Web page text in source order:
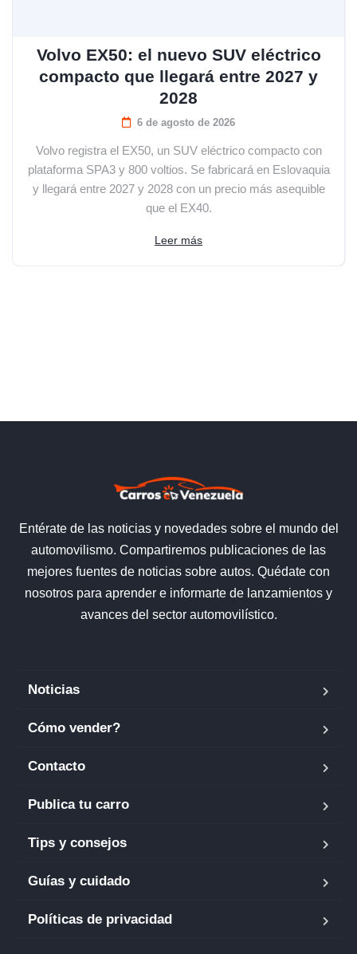
Volvo EX50: el nuevo SUV eléctrico
compacto que llegará entre 2027 y
2028
6 de agosto de 2026
Volvo registra el EX50, un SUV eléctrico compacto con
plataforma SPA3 y 800 voltios. Se fabricará en Eslovaquia
y llegará entre 2027 y 2028 con un precio más asequible
que el EX40.
Leer más
Entérate de las noticias y novedades sobre el mundo del
automovilismo. Compartiremos publicaciones de las
mejores fuentes de noticias sobre autos. Quédate con
nosotros para aprender e informarte de lanzamientos y
avances del sector automovilístico.
Noticias
Cómo vender?
Contacto
Publica tu carro
Tips y consejos
Guías y cuidado
Políticas de privacidad